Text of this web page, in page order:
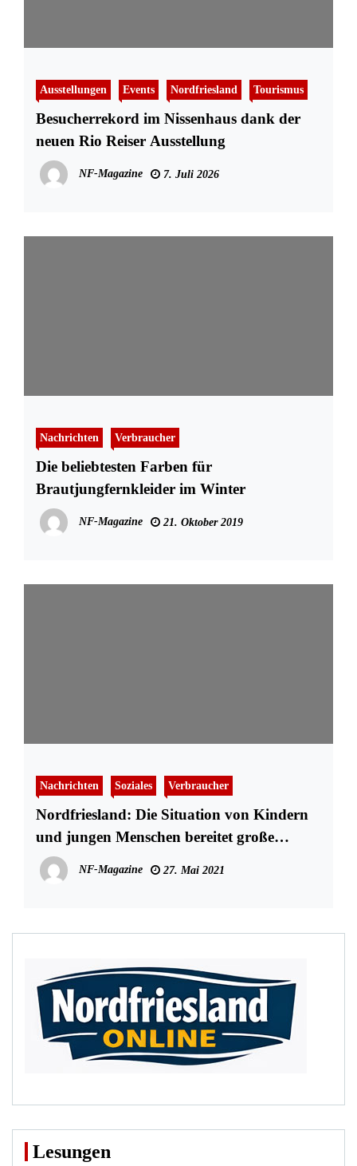
Ausstellungen Events Nordfriesland Tourismus
Besucherrekord im Nissenhaus dank der
neuen Rio Reiser Ausstellung
NF-Magazine 7. Juli 2026
Nachrichten Verbraucher
Die beliebtesten Farben für
Brautjungfernkleider im Winter
NF-Magazine 21. Oktober 2019
Nachrichten Soziales Verbraucher
Nordfriesland: Die Situation von Kindern
und jungen Menschen bereitet große
Sorgen
NF-Magazine 27. Mai 2021
Lesungen